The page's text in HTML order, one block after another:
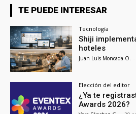
TE PUEDE INTERESAR
Tecnología
Shiji
hoteles
Juan Luis Moncada O. -
Elección del editor
¿Ya te
Awards 2026?